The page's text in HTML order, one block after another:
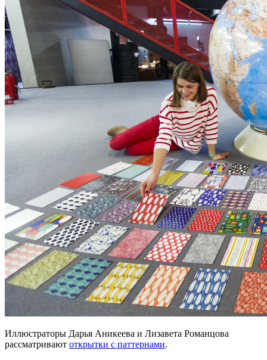
Иллюстраторы Дарья Аникеева и Лизавета Романцова
рассматривают открытки с паттернами.